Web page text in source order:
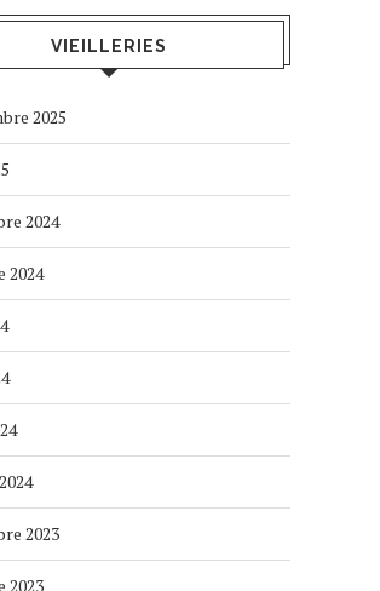
VIEILLERIES
2025
2024
2024
2023
2023